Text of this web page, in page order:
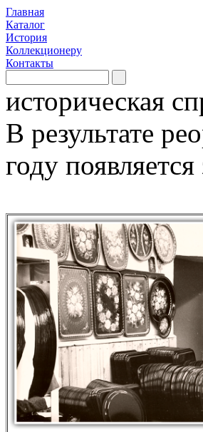
Главная
Каталог
История
Коллекционеру
Контакты
историческая
В результате
году